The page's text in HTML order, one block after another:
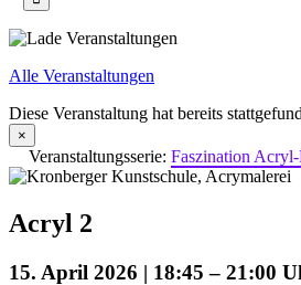
Alle Veranstaltungen
Diese Veranstaltung hat bereits
×
Veranstaltungsserie: Faszination
Acryl 2
15. April 2026 | 18:45 – 21:00